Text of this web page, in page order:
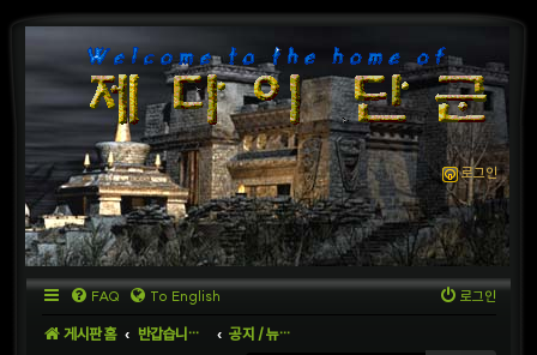
로그인
FAQ To English 로그인
게시판 홈 반갑습니다 (Welcome to the World) 공지 / 뉴스 (Announcements / News)